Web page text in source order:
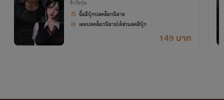
รักวัยรุ่น
149 บาท
ซื้ออีบุ๊กปลดล็อกนิยาย
เคยปลดล็อกนิยายได้ส่วนลดอีบุ๊ก